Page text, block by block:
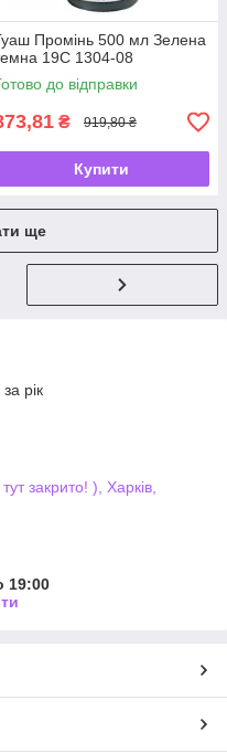
Промінь 500 мл Зелена
19С 1304-08
до відправки
₴ 919,80 ₴
Купити
ще
рік
закрито! ), Харків,
19:00